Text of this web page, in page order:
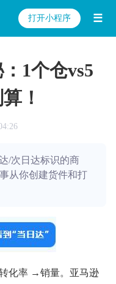
打开小程序 ☰
1个仓vs5
！
/次日达标识的商
从你创建货件和打
化率 →销量。亚马逊